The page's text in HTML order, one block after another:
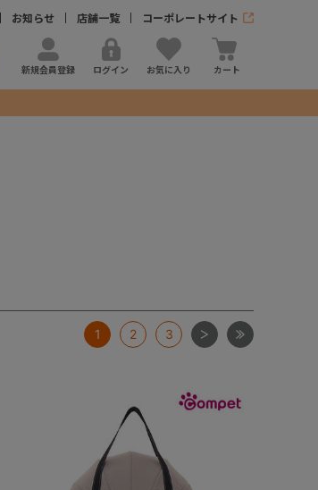
お知らせ 店舗一覧 コーポレートサイト
新規会員登録 ログイン お気に入り カート
1 2 3 次 最後